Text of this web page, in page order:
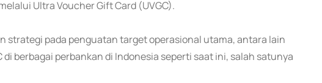
Ultra Voucher Gift Card (UVGC).
strategi pada penguatan target operasional utama, antara lain
berbagai perbankan di Indonesia seperti saat ini, salah satunya